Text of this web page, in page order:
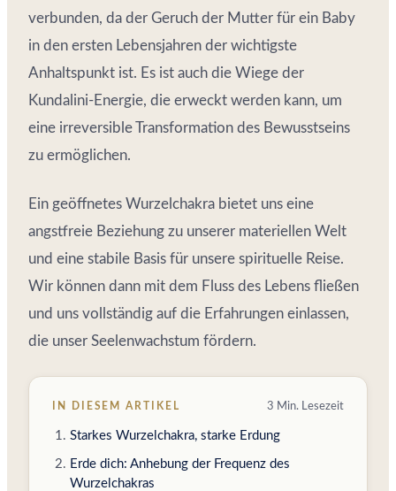
verbunden, da der Geruch der Mutter für ein Baby
in den ersten Lebensjahren der wichtigste
Anhaltspunkt ist. Es ist auch die Wiege der
Kundalini-Energie, die erweckt werden kann, um
eine irreversible Transformation des Bewusstseins
zu ermöglichen.
Ein geöffnetes Wurzelchakra bietet uns eine
angstfreie Beziehung zu unserer materiellen Welt
und eine stabile Basis für unsere spirituelle Reise.
Wir können dann mit dem Fluss des Lebens fließen
und uns vollständig auf die Erfahrungen einlassen,
die unser Seelenwachstum fördern.
IN DIESEM ARTIKEL 3 Min. Lesezeit
Starkes Wurzelchakra, starke Erdung
Erde dich: Anhebung der Frequenz des
Wurzelchakras